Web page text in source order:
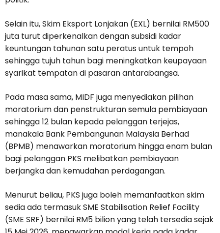
Selain itu, Skim Eksport Lonjakan (EXL) bernilai RM500
juta turut diperkenalkan dengan subsidi kadar
keuntungan tahunan satu peratus untuk tempoh
sehingga tujuh tahun bagi meningkatkan keupayaan
syarikat tempatan di pasaran antarabangsa.
Pada masa sama, MIDF juga menyediakan pilihan
moratorium dan penstrukturan semula pembiayaan
sehingga 12 bulan kepada pelanggan terjejas,
manakala Bank Pembangunan Malaysia Berhad
(BPMB) menawarkan moratorium hingga enam bulan
bagi pelanggan PKS melibatkan pembiayaan
berjangka dan kemudahan perdagangan.
Menurut beliau, PKS juga boleh memanfaatkan skim
sedia ada termasuk SME Stabilisation Relief Facility
(SME SRF) bernilai RM5 bilion yang telah tersedia sejak